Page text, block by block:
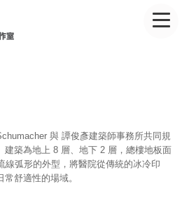
與 譚俊彥建築師事務所共同規
建築為地上 8 層、地下 2 層，總樓地板面
線弧形的外型，將醫院從傳統的冰冷印
舒適性的場域。